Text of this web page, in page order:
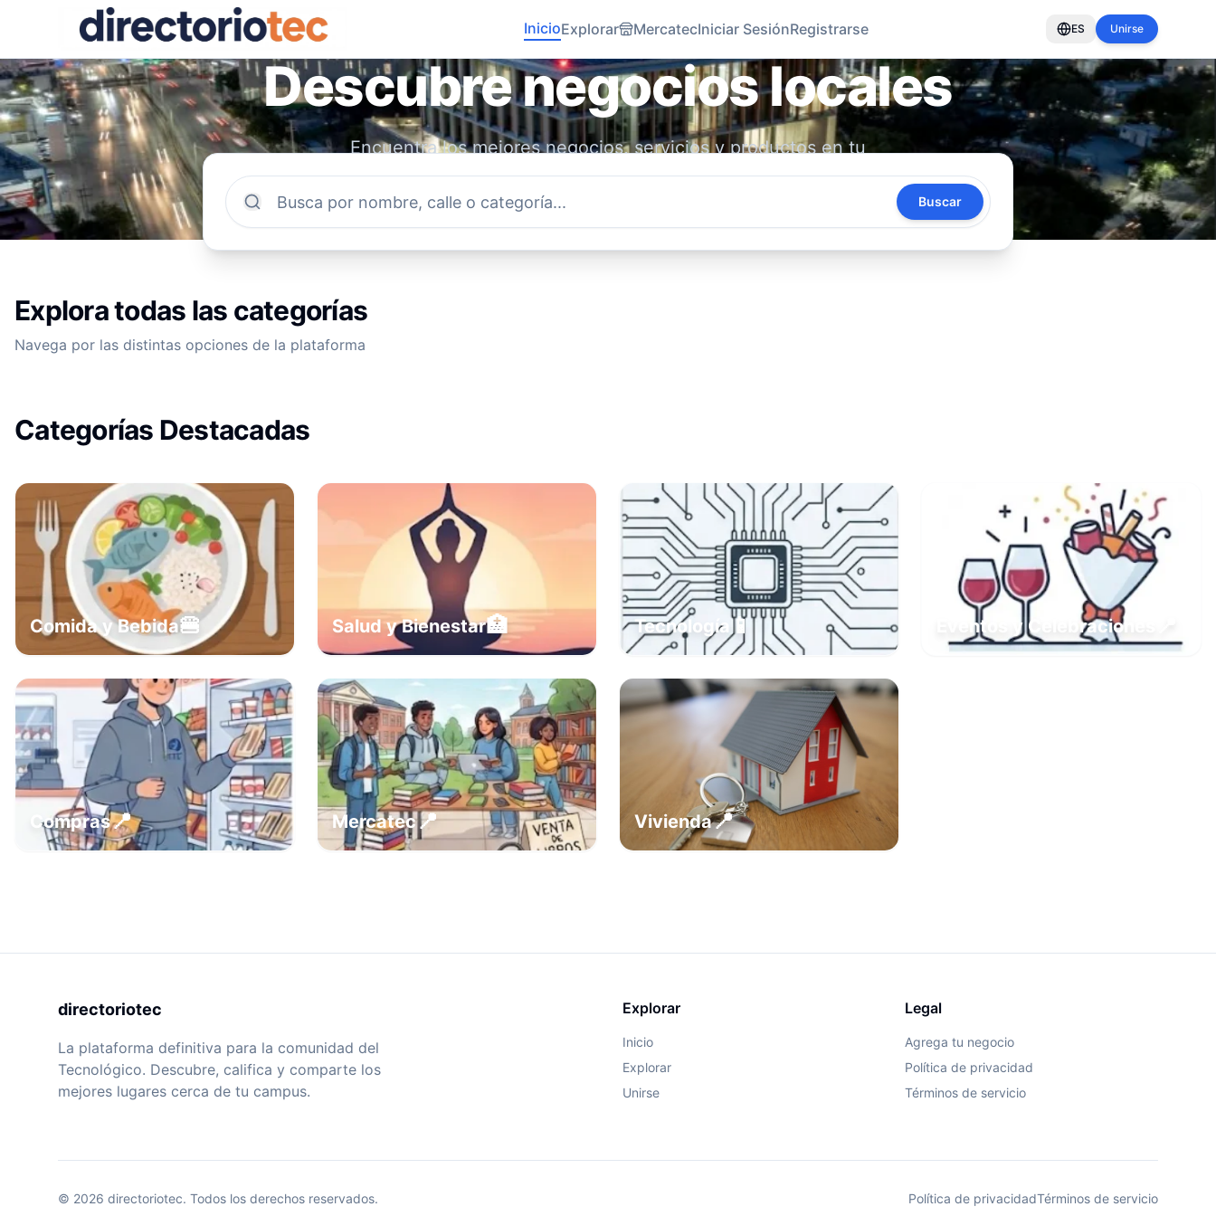
InicioExplorar MercatecIniciar SesiónRegistrarse ES Unirse
Descubre negocios locales
Encuentra los mejores negocios, servicios y productos en tu
comunidad. Conecta con emprendedores locales y apoya tu
Buscar
Explora todas las categorías
Navega por las distintas opciones de la plataforma
Categorías Destacadas
Comida y Bebida🍔 Salud y Bienestar🏥 Tecnología 📱 Eventos y Celebraciones
Compras📍 Mercatec📍 Vivienda📍
directoriotec
La plataforma definitiva para la comunidad del
Tecnológico. Descubre, califica y comparte los
mejores lugares cerca de tu campus.
Explorar
Inicio
Explorar
Unirse
Legal
Agrega tu negocio
Política de privacidad
Términos de servicio
© 2026 directoriotec. Todos los derechos reservados. Política de privacidadTérminos de servicio